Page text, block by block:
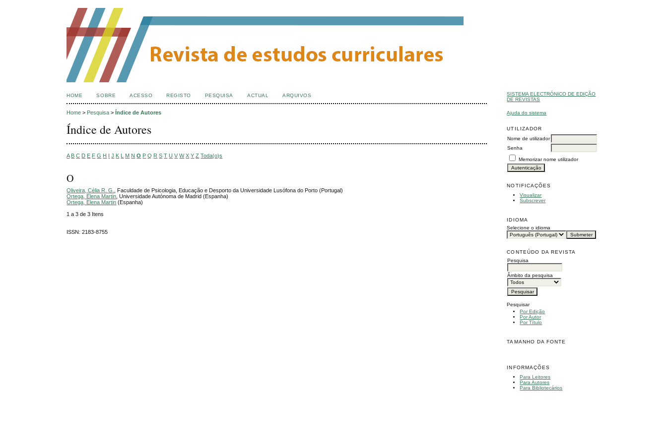
SISTEMA ELECTRÓNICO DE EDIÇÃO
DE REVISTAS
Ajuda do sistema
UTILIZADOR
Nome de utilizador
Senha
Memorizar nome utilizador
NOTIFICAÇÕES
Visualizar
Subscrever
IDIOMA
Selecione o idioma
CONTEÚDO DA REVISTA
Pesquisa
Âmbito da pesquisa
Pesquisar
Por Edição
Por Autor
Por Título
TAMANHO DA FONTE
INFORMAÇÕES
Para Leitores
Para Autores
Para Bibliotecários
HOME SOBRE ACESSO REGISTO PESQUISA ACTUAL ARQUIVOS
Home > Pesquisa >Índice de Autores
Índice de Autores
A B C D E F G H I J K L M N O P Q R S T U V W X Y Z Toda(o)s
O
Oliveira, Célia R. G.
, Faculdade de Psicologia, Educação e Desporto da Universidade Lusófona do Porto (Portugal)
Ortega, Elena Martin , Universidade Autónoma de Madrid (Espanha)
Ortega, Elena Martin (Espanha)
1 a 3 de 3 Itens
ISSN: 2183-8755